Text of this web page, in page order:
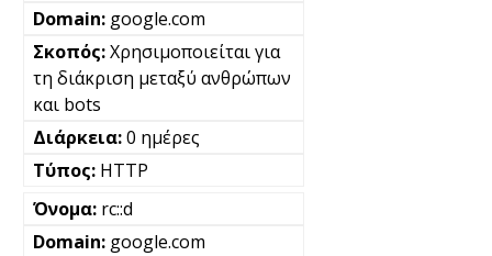
google.com
Χρησιμοποιείται για
τη διάκριση μεταξύ ανθρώπων
και bots
0 ημέρες
HTTP
rc::d
google.com